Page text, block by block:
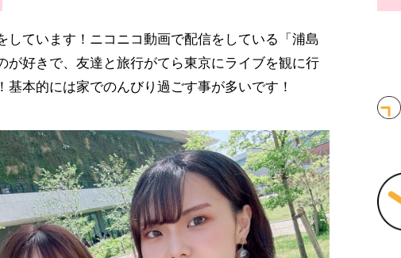
しています！ニコニコ動画で配信をしている「浦島
が好きで、友達と旅行がてら東京にライブを観に行
基本的には家でのんびり過ごす事が多いです！